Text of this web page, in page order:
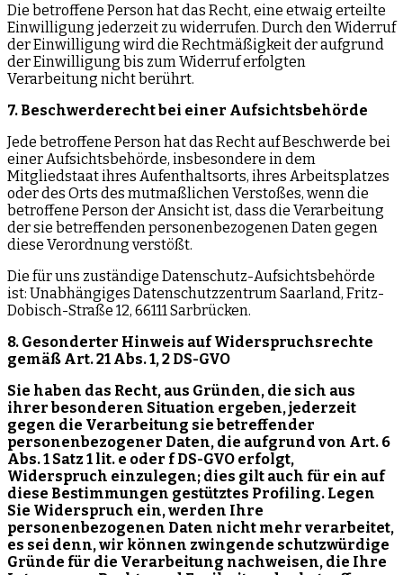
Die betroffene Person hat das Recht, eine etwaig erteilte
Einwilligung jederzeit zu widerrufen. Durch den Widerruf
der Einwilligung wird die Rechtmäßigkeit der aufgrund
der Einwilligung bis zum Widerruf erfolgten
Verarbeitung nicht berührt.
7. Beschwerderecht bei einer Aufsichtsbehörde
Jede betroffene Person hat das Recht auf Beschwerde bei
einer Aufsichtsbehörde, insbesondere in dem
Mitgliedstaat ihres Aufenthaltsorts, ihres Arbeitsplatzes
oder des Orts des mutmaßlichen Verstoßes, wenn die
betroffene Person der Ansicht ist, dass die Verarbeitung
der sie betreffenden personenbezogenen Daten gegen
diese Verordnung verstößt.
Die für uns zuständige Datenschutz-Aufsichtsbehörde
ist: Unabhängiges Datenschutzzentrum Saarland, Fritz-
Dobisch-Straße 12, 66111 Sarbrücken.
8. Gesonderter Hinweis auf Widerspruchsrechte
gemäß Art. 21 Abs. 1, 2 DS-GVO
Sie haben das Recht, aus Gründen, die sich aus
ihrer besonderen Situation ergeben, jederzeit
gegen die Verarbeitung sie betreffender
personenbezogener Daten, die aufgrund von Art. 6
Abs. 1 Satz 1 lit. e oder f DS-GVO erfolgt,
Widerspruch einzulegen; dies gilt auch für ein auf
diese Bestimmungen gestütztes Profiling. Legen
Sie Widerspruch ein, werden Ihre
personenbezogenen Daten nicht mehr verarbeitet,
es sei denn, wir können zwingende schutzwürdige
Gründe für die Verarbeitung nachweisen, die Ihre